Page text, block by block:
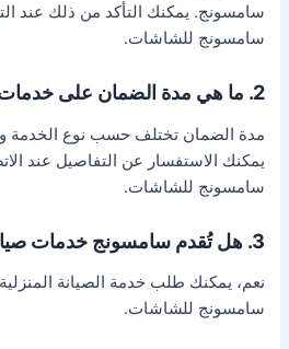
سامسونج. يمكنك التأكد من ذلك عند
سامسونج للشاشات.
2. ما هي مدة الضمان على خدمات الصيانة؟
مدة الضمان تختلف حسب نوع الخدمة
يمكنك الاستفسار عن التفاصيل عند
سامسونج للشاشات.
3. هل تُقدم سامسونج خدمات صيانة منزلية؟
نعم، يمكنك طلب خدمة الصيانة
سامسونج للشاشات.